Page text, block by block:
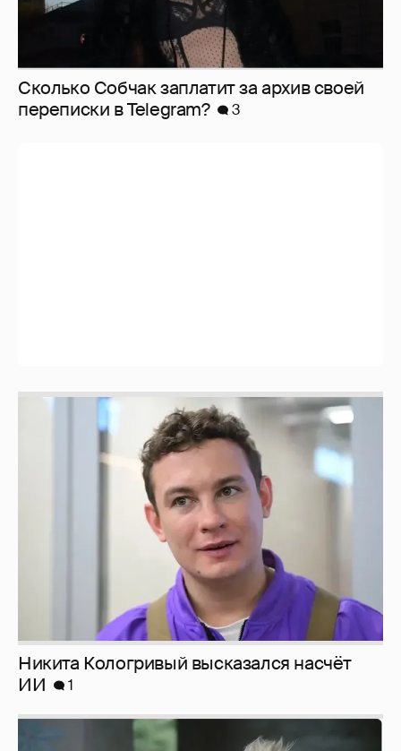
Сколько Собчак заплатит за архив своей
перeписки в Telegram?
3
Никита Кологривый высказался насчёт